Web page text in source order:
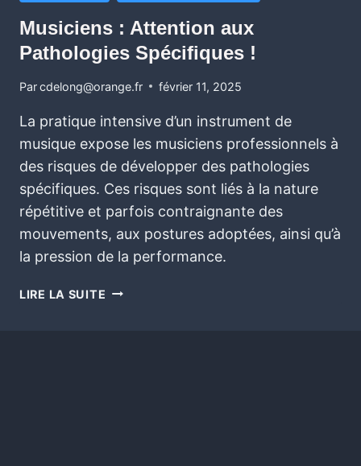
Musiciens : Attention aux
Pathologies Spécifiques !
Parcdelong@orange.fr février 11, 2025
La pratique intensive d’un instrument de
musique expose les musiciens professionnels à
des risques de développer des pathologies
spécifiques. Ces risques sont liés à la nature
répétitive et parfois contraignante des
mouvements, aux postures adoptées, ainsi qu’à
la pression de la performance.
LIRE LA SUITE